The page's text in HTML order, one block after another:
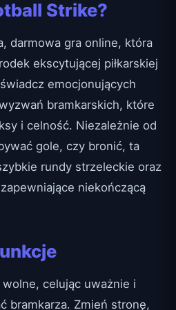
Strike?
darmowa gra online, która
ekscytującej piłkarskiej
emocjonujących
bramkarskich, które
i celność. Niezależnie od
gole, czy bronić, ta
rundy strzeleckie oraz
niekończącą
celując uważnie i
bramkarza. Zmień stronę,